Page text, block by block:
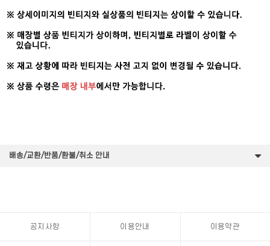
배송/교환/반품/환불/취소 안내
공지사항 이용안내 이용약관